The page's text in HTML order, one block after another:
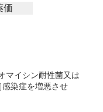
価
マイシン耐性菌又は
染症を増悪させ